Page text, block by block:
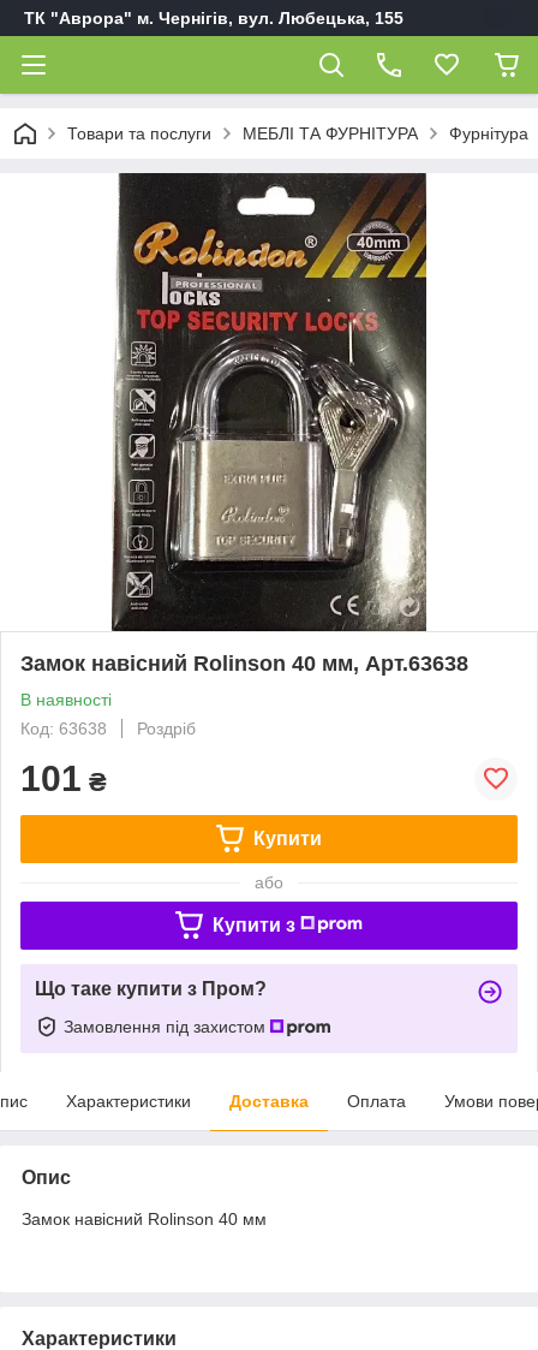
ТК "Аврора" м. Чернігів, вул. Любецька, 155
Товари та послуги МЕБЛІ ТА ФУРНІТУРА Фурнітура
Замок навісний Rolinson 40 мм, Арт.63638
В наявності
Код: 63638
Роздріб
101 ₴
Купити
або
Купити з
Що таке купити з Пром?
Замовлення під захистом
Характеристики Доставка Оплата Умови
Опис
Замок навісний Rolinson 40 мм
Характеристики